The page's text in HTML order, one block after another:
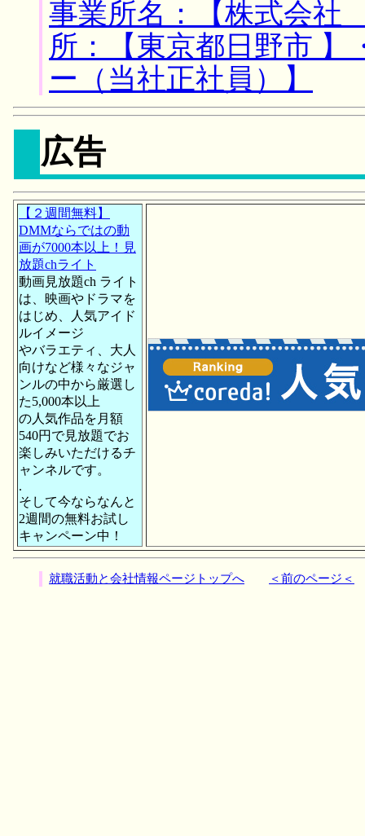
事業所名：【株式会
所：【東京都日野市
ー（当社正社員）】
広告
【２週間無料】
DMMならではの動
画が7000本以上！見
放題chライト
動画見放題ch ライト
は、映画やドラマを
はじめ、人気アイド
ルイメージ
やバラエティ、大人
向けなど様々なジャ
ンルの中から厳選し
た5,000本以上
の人気作品を月額
540円で見放題でお
楽しみいただけるチ
ャンネルです。
.
そして今ならなんと
2週間の無料お試し
キャンペーン中！
就職活動と会社情報ページトップへ ＜前のページ＜